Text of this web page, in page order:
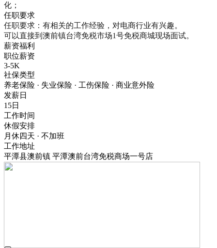
化；
任职要求
任职要求：有相关的工作经验，对电商行业有兴趣。
可以直接到澳前镇台湾免税市场1号免税商城现场面试。
薪资福利
职位薪资
3-5K
社保类型
养老保险 · 失业保险 · 工伤保险 · 商业意外险
发薪日
15日
工作时间
休假安排
月休四天 · 不加班
工作地址
平潭县澳前镇 平潭澳前台湾免税商场一号店